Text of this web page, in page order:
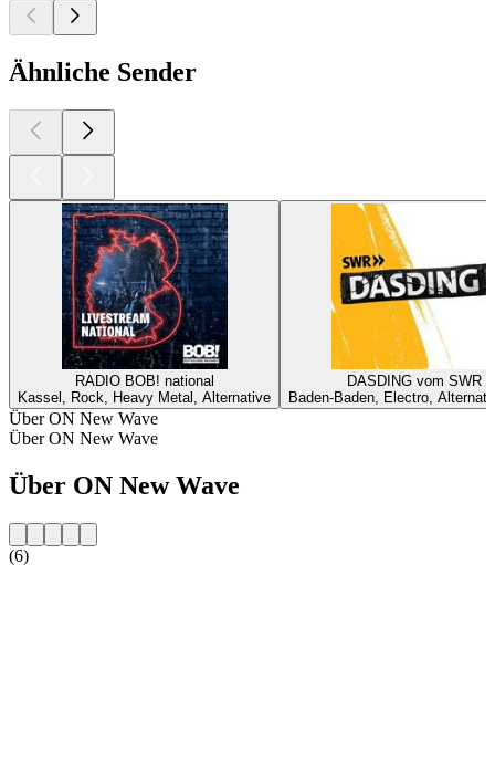
Ähnliche Sender
RADIO BOB! national
Kassel, Rock, Heavy Metal, Alternative
DASDING vom SWR
Baden-Baden, Electro,
Über ON New Wave
Über ON New Wave
Über ON New Wave
(6)